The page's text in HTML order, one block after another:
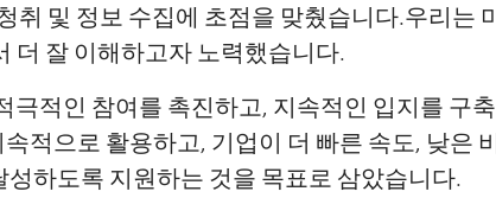
취 및 정보 수집에 초점을 맞췄습니다.우리는 미
더 잘 이해하고자 노력했습니다.
극적인 참여를 촉진하고, 지속적인 입지를 구축
적으로 활용하고, 기업이 더 빠른 속도, 낮은 비
하도록 지원하는 것을 목표로 삼았습니다.